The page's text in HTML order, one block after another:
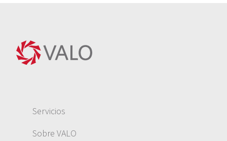
Servicios
Sobre VALO